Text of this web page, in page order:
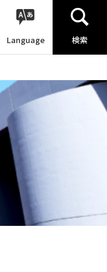
Language 検索